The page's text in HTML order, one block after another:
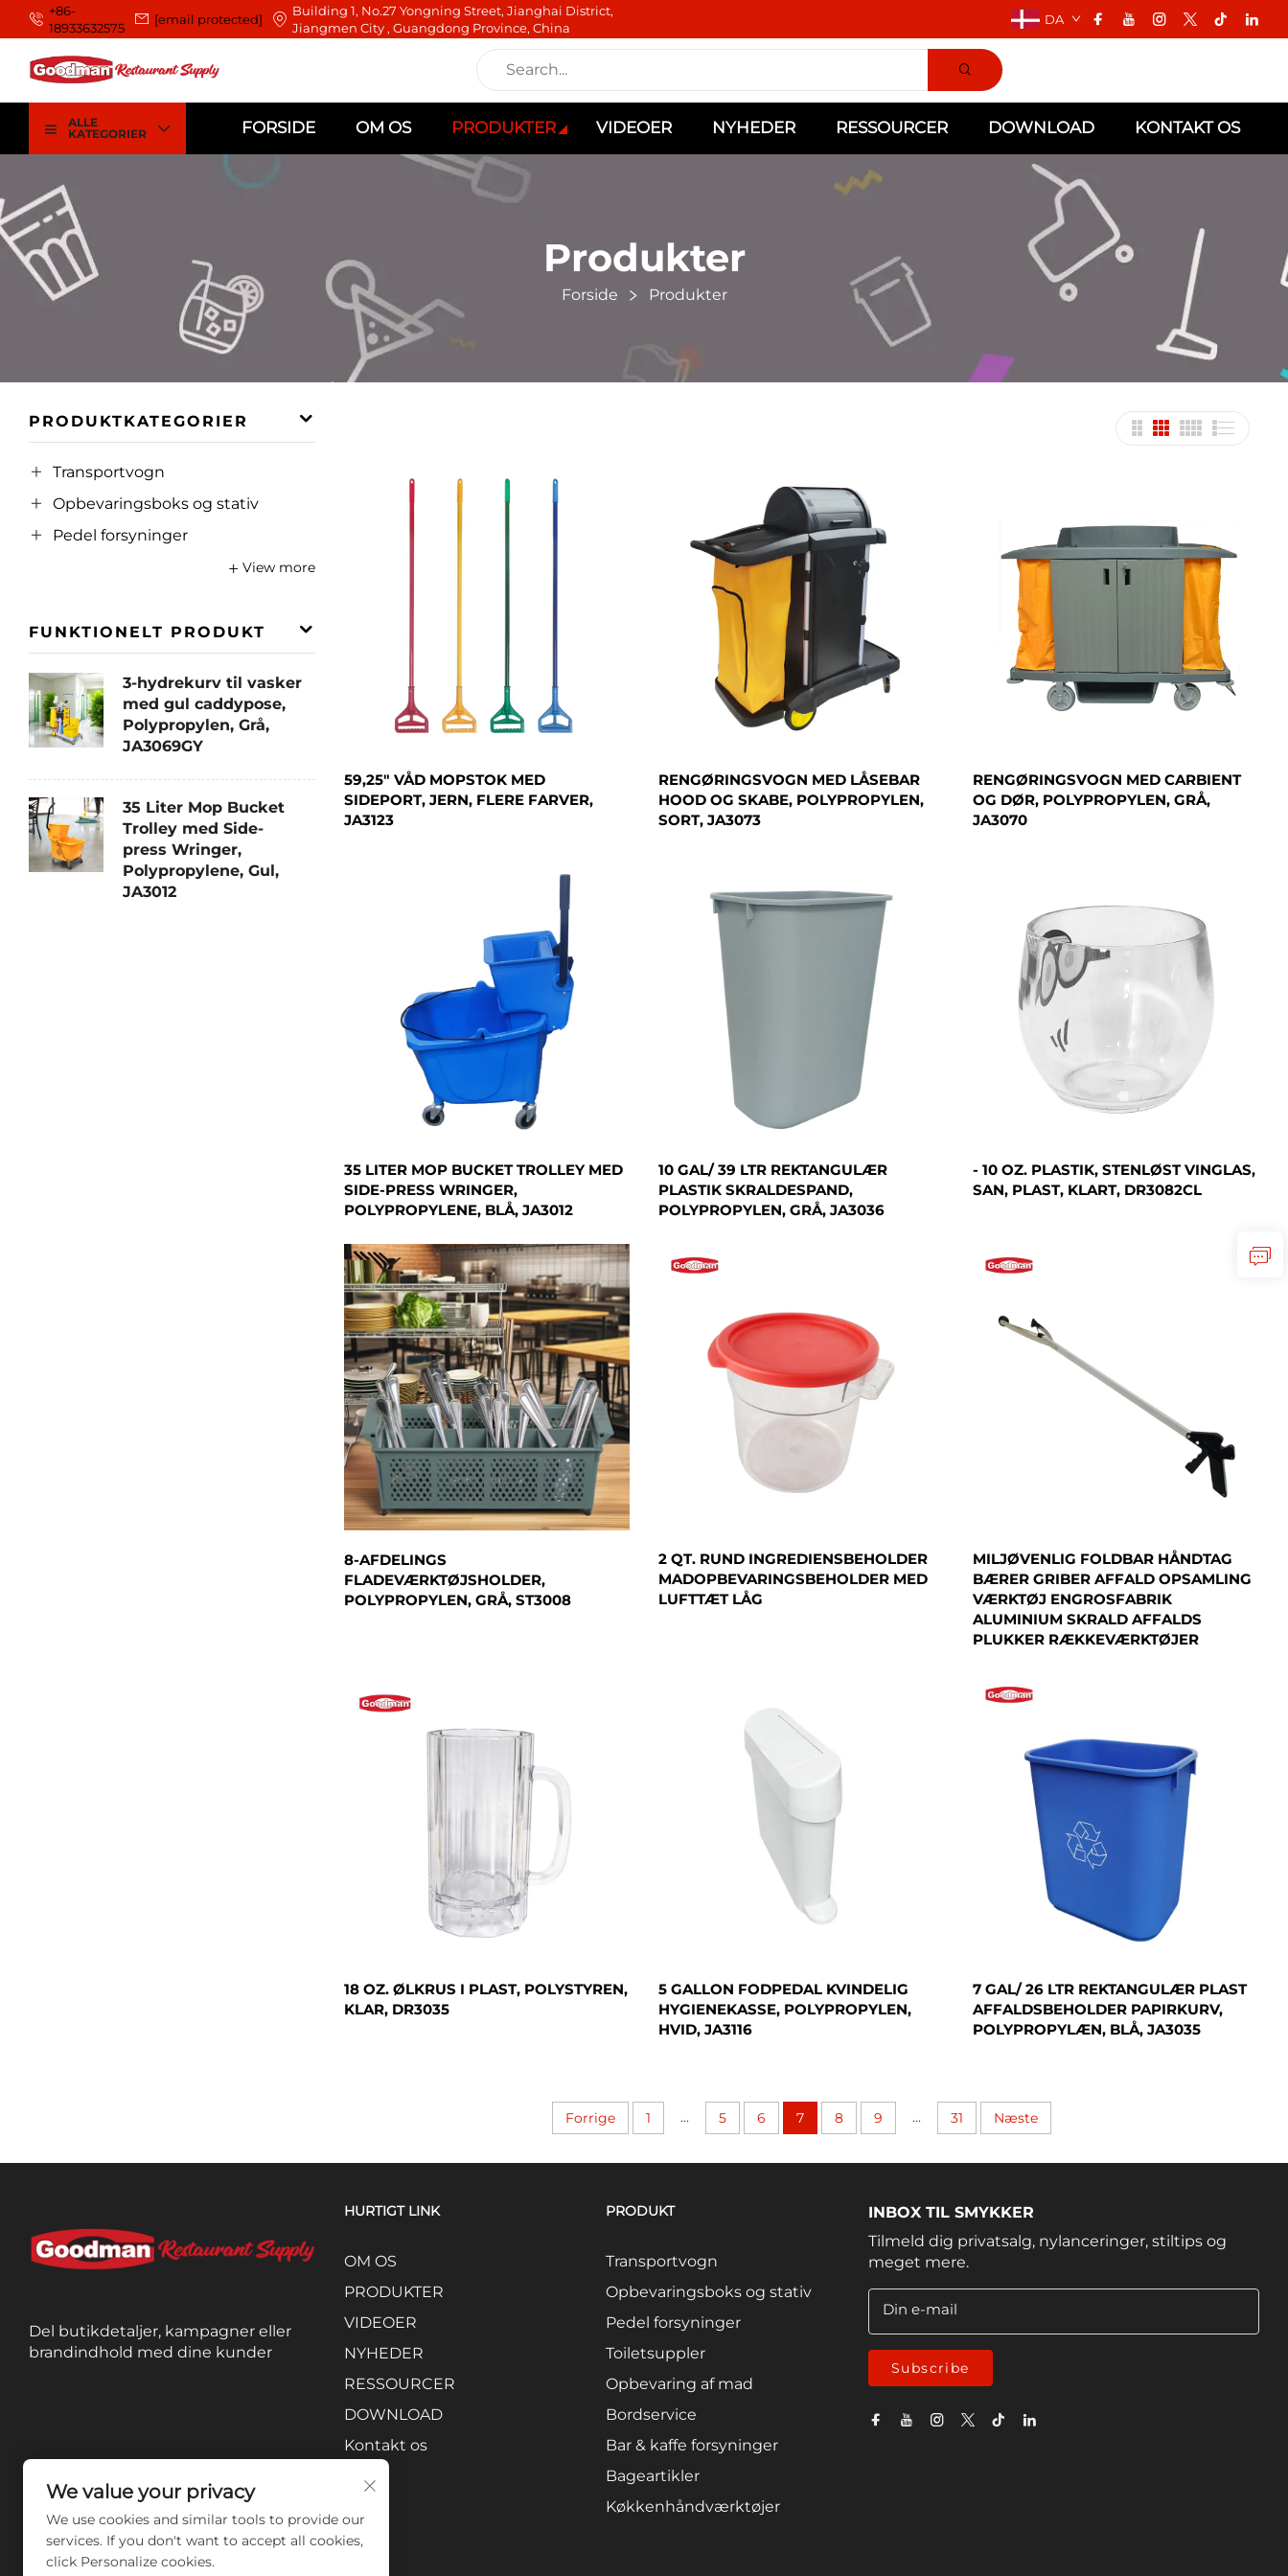
+86-
18933632575
[email protected]
Building 1, No.27 Yongning Street, Jianghai District,
Jiangmen City , Guangdong Province, China
DA
ALLE
KATEGORIER
FORSIDE OM OS PRODUKTER VIDEOER NYHEDER RESSOURCER DOWNLOAD KONTAKT OS
Produkter
Forside Produkter
PRODUKTKATEGORIER
Transportvogn
Opbevaringsboks og stativ
Pedel forsyninger
View more
FUNKTIONELT PRODUKT
3-hydrekurv til vasker
med gul caddypose,
Polypropylen, Grå,
JA3069GY
35 Liter Mop Bucket
Trolley med Side-
press Wringer,
Polypropylene, Gul,
JA3012
59,25" VÅD MOPSTOK MED
SIDEPORT, JERN, FLERE FARVER,
JA3123
RENGØRINGSVOGN MED LÅSEBAR
HOOD OG SKABE, POLYPROPYLEN,
SORT, JA3073
RENGØRINGSVOGN MED CARBIENT
OG DØR, POLYPROPYLEN, GRÅ,
JA3070
35 LITER MOP BUCKET TROLLEY MED
SIDE-PRESS WRINGER,
POLYPROPYLENE, BLÅ, JA3012
10 GAL/ 39 LTR REKTANGULÆR
PLASTIK SKRALDESPAND,
POLYPROPYLEN, GRÅ, JA3036
- 10 OZ. PLASTIK, STENLØST VINGLAS,
SAN, PLAST, KLART, DR3082CL
8-AFDELINGS
FLADEVÆRKTØJSHOLDER,
POLYPROPYLEN, GRÅ, ST3008
2 QT. RUND INGREDIENSBEHOLDER
MADOPBEVARINGSBEHOLDER MED
LUFTTÆT LÅG
MILJØVENLIG FOLDBAR HÅNDTAG
BÆRER GRIBER AFFALD OPSAMLING
VÆRKTØJ ENGROSFABRIK
ALUMINIUM SKRALD AFFALDS
PLUKKER RÆKKEVÆRKTØJER
18 OZ. ØLKRUS I PLAST, POLYSTYREN,
KLAR, DR3035
5 GALLON FODPEDAL KVINDELIG
HYGIENEKASSE, POLYPROPYLEN,
HVID, JA3116
7 GAL/ 26 LTR REKTANGULÆR PLAST
AFFALDSBEHOLDER PAPIRKURV,
POLYPROPYLÆN, BLÅ, JA3035
Forrige 1 ... 5 6 7 8 9 ... 31 Næste
Del butikdetaljer, kampagner eller
brandindhold med dine kunder
HURTIGT LINK
OM OS
PRODUKTER
VIDEOER
NYHEDER
RESSOURCER
DOWNLOAD
Kontakt os
PRODUKT
Transportvogn
Opbevaringsboks og stativ
Pedel forsyninger
Toiletsuppler
Opbevaring af mad
Bordservice
Bar & kaffe forsyninger
Bageartikler
Køkkenhåndværktøjer
INBOX TIL SMYKKER
Tilmeld dig privatsalg, nylanceringer, stiltips og
meget mere.
Din e-mail
Subscribe
We value your privacy
We use cookies and similar tools to provide our
services. If you don't want to accept all cookies,
click Personalize cookies.